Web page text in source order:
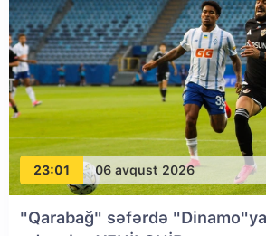
23:01 06 avqust 2026
"Qarabağ" səfərdə